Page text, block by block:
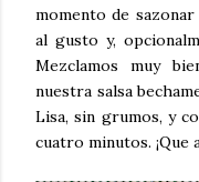
momento de
al gusto y,
Mezclamos muy
nuestra salsa
Lisa, sin grumos, y
cuatro minutos. ¡Que